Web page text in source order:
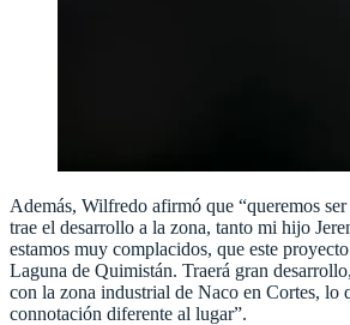
Además, Wilfredo afirmó que “queremos
trae el desarrollo a la zona, tanto mi hijo
estamos muy complacidos, que este
Laguna de Quimistán. Traerá gran
con la zona industrial de Naco en Cortes, lo
connotación diferente al lugar”.